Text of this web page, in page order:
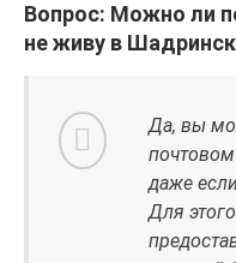
Вопрос: Можно ли
не живу в
Да, вы
даже
Для